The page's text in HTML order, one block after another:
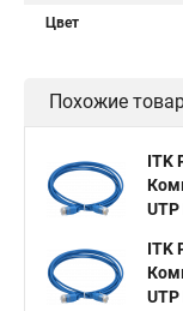
Цвет
Похожие
ITK
UTP
ITK
UTP